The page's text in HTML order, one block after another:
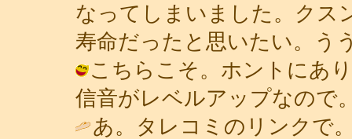
なってしまいました。クス
寿命だったと思いたい。う
こちらこそ。ホントにあ
信音がレベルアップなので
あ。タレコミのリンクで